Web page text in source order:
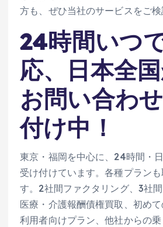
方も、ぜひ当社のサービスをご検
24時間いつ
応、日本全
お問い合わ
付け中！
東京・福岡を中心に、24時間・
受け付けています。各種プラン
す。2社間ファクタリング、3社間
医療・介護報酬債権買取、初め
利用者向けプラン、他社からの